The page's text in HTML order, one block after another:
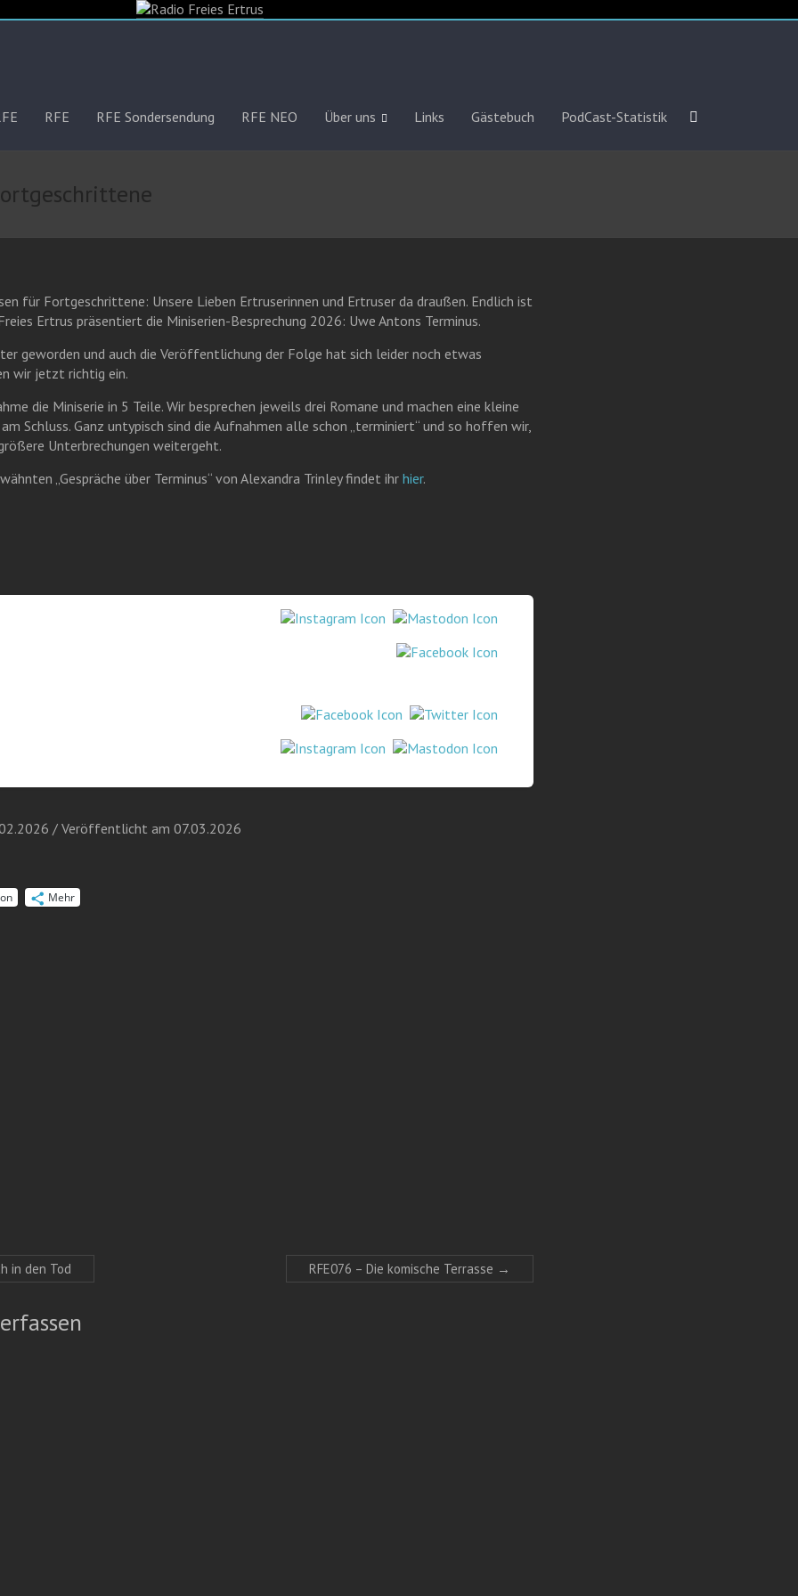
RFE RFE Sondersendung RFE NEO Über uns Links Gästebuch PodCast-Statistik
für Fortgeschrittene: Unsere Lieben Ertruserinnen und Ertruser da draußen. Endlich ist
Ertrus präsentiert die Miniserien-Besprechung 2026: Uwe Antons Terminus.
geworden und auch die Veröffentlichung der Folge hat sich leider noch etwas
wir jetzt richtig ein.
die Miniserie in 5 Teile. Wir besprechen jeweils drei Romane und machen eine kleine
Schluss. Ganz untypisch sind die Aufnahmen alle schon „terminiert“ und so hoffen wir,
Unterbrechungen weitergeht.
„Gespräche über Terminus“ von Alexandra Trinley findet ihr hier.
/ Veröffentlicht am 07.03.2026
Mehr
in den Tod RFE076 – Die komische Terrasse →